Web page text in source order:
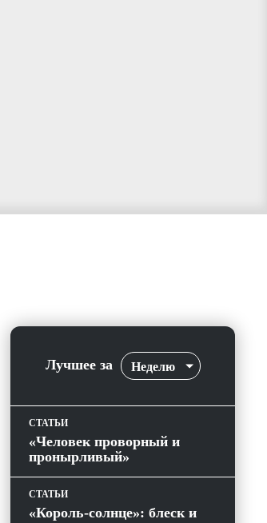
Лучшее за Неделю
СТАТЬИ
«Человек проворный и
пронырливый»
СТАТЬИ
«Король-солнце»: блеск и